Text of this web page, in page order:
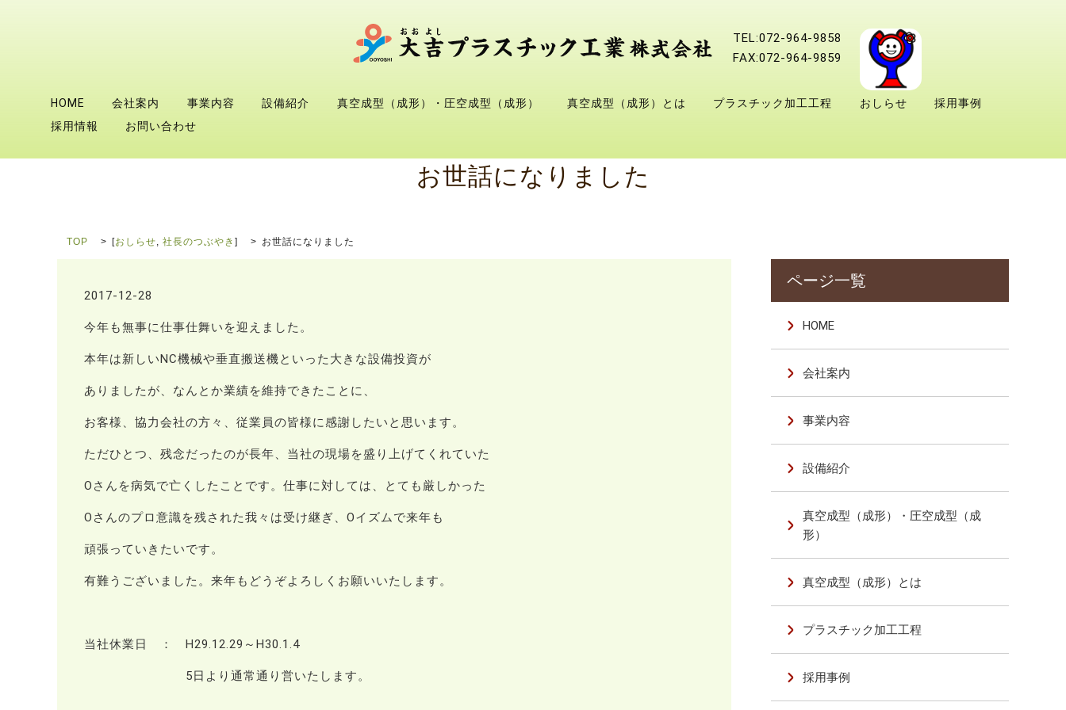
TEL:072-964-9858
FAX:072-964-9859
HOME 会社案内 事業内容 設備紹介 真空成型（成形）・圧空成型（成形） 真空成型（成形）とは プラスチック加工工程 おしらせ
採用事例
採用情報
お問い合わせ
お世話になりました
TOP [おしらせ, 社長のつぶやき ] お世話になりました
2017-12-28
今年も無事に仕事仕舞いを迎えました。
本年は新しいNC機械や垂直搬送機といった大きな設備投資が
ありましたが、なんとか業績を維持できたことに、
お客様、協力会社の方々、従業員の皆様に感謝したいと思います。
ただひとつ、残念だったのが長年、当社の現場を盛り上げてくれていた
Oさんを病気で亡くしたことです。仕事に対しては、とても厳しかった
Oさんのプロ意識を残された我々は受け継ぎ、Oイズムで来年も
頑張っていきたいです。
有難うございました。来年もどうぞよろしくお願いいたします。
当社休業日 ： H29.12.29～H30.1.4
5日より通常通り営いたします。
HOME
会社案内
事業内容
設備紹介
真空成型（成形）・圧空成型（成
形）
真空成型（成形）とは
プラスチック加工工程
採用事例